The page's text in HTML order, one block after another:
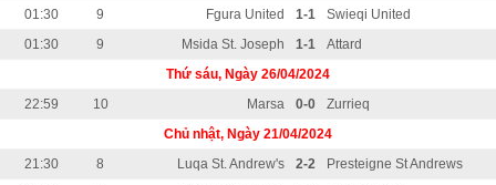
01:30
9 Fgura United 1-1
Swieqi United
01:30
9 Msida St. Joseph 1-1
Attard
Thứ sáu, Ngày 26/04/2024
22:59
10 Marsa 0-0
Zurrieq
Chủ nhật, Ngày 21/04/2024
21:30
8 Luqa St. Andrew's 2-2
Presteigne St Andrews